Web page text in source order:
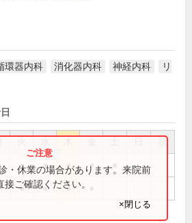
環器内科 消化器内科 神経内科
リ
祝
● ● ● ●
● ● ●
・休業の場合があります。来院前
ご確認ください。
×閉じる